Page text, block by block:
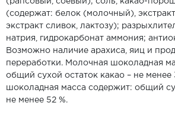
(содержат: белок (молочный),
экстракт сливок, лактозу);
натрия, гидрокарбонат аммония;
Возможно наличие арахиса, яиц и
переработки. Молочная шоколадная
общий сухой остаток какао – не менее
шоколадная масса содержит: общий
не менее 52 %.